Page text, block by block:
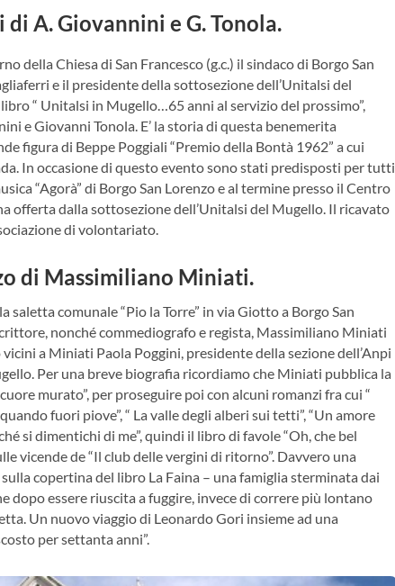
A. Giovannini e G. Tonola.
della Chiesa di San Francesco (g.c.) il sindaco di Borgo San
e il presidente della sottosezione dell’Unitalsi del
“ Unitalsi in Mugello…65 anni al servizio del prossimo”,
e Giovanni Tonola. E’ la storia di questa benemerita
figura di Beppe Poggiali “Premio della Bontà 1962” a cui
In occasione di questo evento sono stati predisposti per tutti
“Agorà” di Borgo San Lorenzo e al termine presso il Centro
offerta dalla sottosezione dell’Unitalsi del Mugello. Il ricavato
di volontariato.
di Massimiliano Miniati.
saletta comunale “Pio la Torre” in via Giotto a Borgo San
nonché commediografo e regista, Massimiliano Miniati
a Miniati Paola Poggini, presidente della sezione dell’Anpi
Per una breve biografia ricordiamo che Miniati pubblica la
murato”, per proseguire poi con alcuni romanzi fra cui “
fuori piove”, “ La valle degli alberi sui tetti”, “Un amore
si dimentichi di me”, quindi il libro di favole “Oh, che bel
vicende de “Il club delle vergini di ritorno”. Davvero una
copertina del libro La Faina – una famiglia sterminata dai
dopo essere riuscita a fuggire, invece di correre più lontano
Un nuovo viaggio di Leonardo Gori insieme ad una
per settanta anni”.